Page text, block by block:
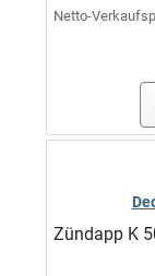
Netto-
Zündapp K